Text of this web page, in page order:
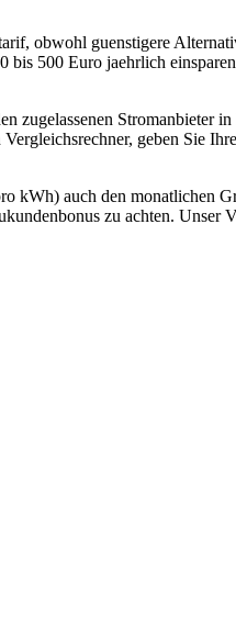
obwohl guenstigere
bis 500 Euro jaehrlich
zugelassenen Stromanbieter
geben Sie
kWh) auch den monatlichen
zu achten. Unser